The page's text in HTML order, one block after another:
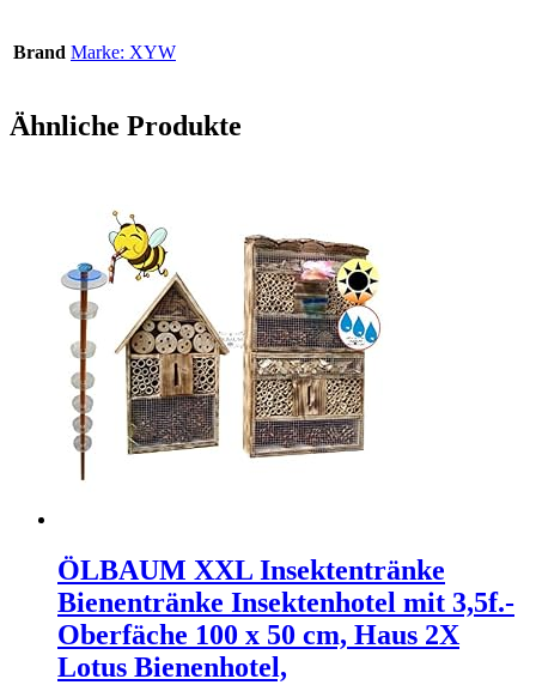
Brand Marke: XYW
Ähnliche Produkte
ÖLBAUM XXL Insektentränke
Bienentränke Insektenhotel mit 3,5f.-
Oberfäche 100 x 50 cm, Haus 2X
Lotus Bienenhotel,